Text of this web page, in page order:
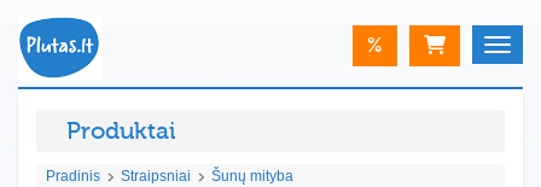
%
Produktai
Pradinis Straipsniai Šunų mityba